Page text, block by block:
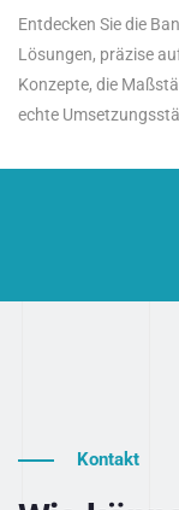
Entdecken Sie die
Lösungen, präzise
Konzepte, die
echte
Kontakt